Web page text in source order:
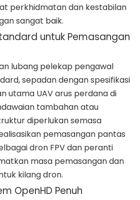
perkhidmatan dan kestabilan
sangat baik.
untuk Pemasangan
lubang pelekap pengawal
sepadan dengan spesifikasi
utama UAV arus perdana di
tambahan atau
diperlukan semasa
pemasangan pantas
dron FPV dan peranti
masa pemasangan dan
kilang dron.
OpenHD Penuh